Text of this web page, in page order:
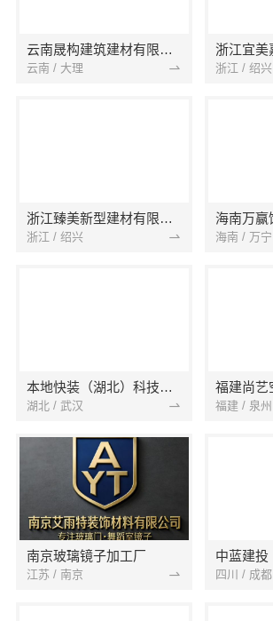
云南晟构建筑建材有限公司
云南 / 大理 浙江 / 绍兴
浙江臻美新型建材有限公司
浙江 / 绍兴 海南 / 万宁
本地快装（湖北）科技有限公司
湖北 / 武汉 福建 / 泉州
南京玻璃镜子加工厂
江苏 / 南京 四川 / 成都